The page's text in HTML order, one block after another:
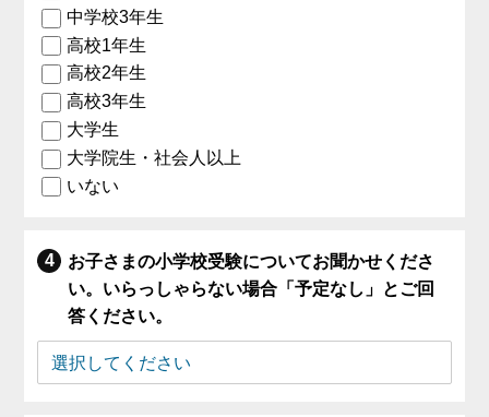
中学校3年生
高校1年生
高校2年生
高校3年生
大学生
大学院生・社会人以上
いない
お子さまの小学校受験についてお聞かせくださ
い。いらっしゃらない場合「予定なし」とご回
答ください。